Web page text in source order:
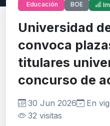
Educación BOE
Universidad
convoca
titulares
concurso de
30 Jun 2026
En
32 visitas